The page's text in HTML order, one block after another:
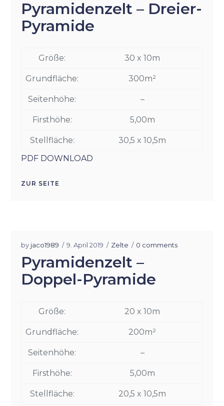
Pyramidenzelt – Dreier-
Pyramide
Größe: 30 x 10m
Grundfläche: 300m²
Seitenhöhe: –
Firsthöhe: 5,00m
Stellfläche:
30,5 x 10,5m
PDF DOWNLOAD
ZUR SEITE
by jaco1989 9. April 2019 Zelte 0 comments
Pyramidenzelt –
Doppel-Pyramide
Größe: 20 x 10m
Grundfläche: 200m²
Seitenhöhe: –
Firsthöhe: 5,00m
Stellfläche:
20,5 x 10,5m